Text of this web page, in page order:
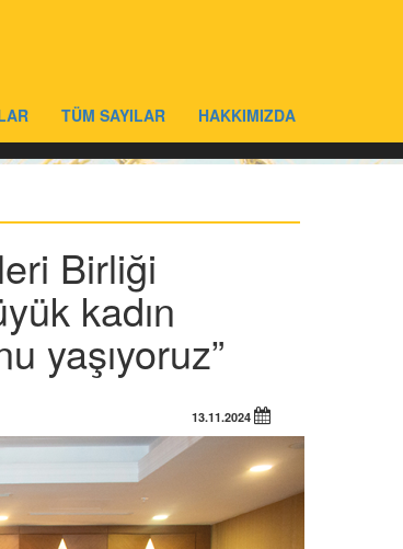
TÜM SAYILAR HAKKIMIZDA
Birliği
kadın
yaşıyoruz”
13.11.2024